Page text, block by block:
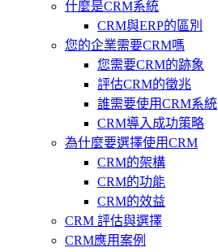
什麼是CRM系統
CRM與ERP的區別
您的企業需要CRM嗎
您需要CRM的跡象
評估CRM的徵兆
誰需要使用CRM系統
CRM導入成功策略
為什麼要選擇使用CRM
CRM的架構
CRM的功能
CRM的效益
CRM 評估與選擇
CRM應用案例